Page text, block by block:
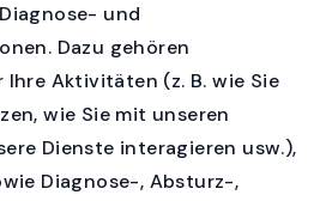
und
Dazu gehören
Aktivitäten (z. B. wie Sie
wie Sie mit unseren
Dienste interagieren usw.),
Diagnose-, Absturz-,